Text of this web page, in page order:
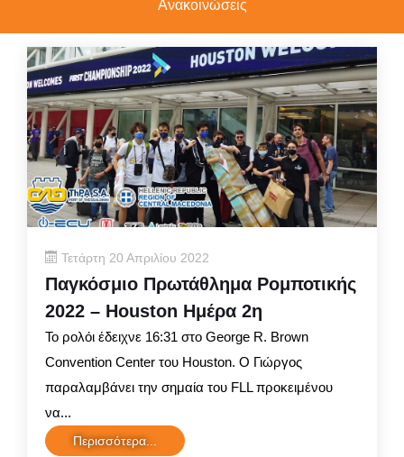
Ανακοινώσεις
Τετάρτη 20 Απριλίου 2022
Παγκόσμιο Πρωτάθλημα Ρομποτικής
2022 – Houston Ημέρα 2η
Το ρολόι έδειχνε 16:31 στο George R. Brown
Convention Center του Houston. Ο Γιώργος
παραλαμβάνει την σημαία του FLL προκειμένου
να...
Περισσότερα...